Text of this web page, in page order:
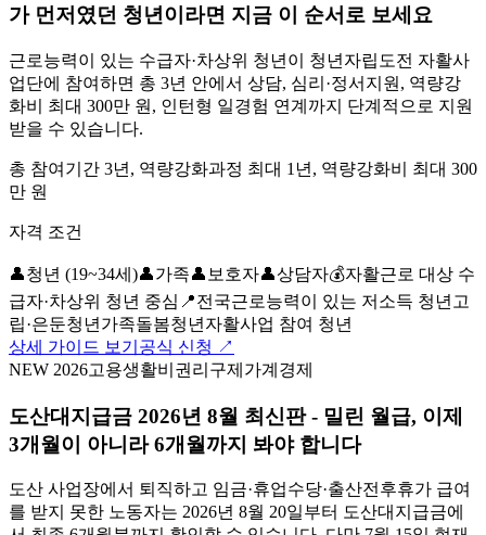
가 먼저였던 청년이라면 지금 이 순서로 보세요
근로능력이 있는 수급자·차상위 청년이 청년자립도전 자활사
업단에 참여하면 총 3년 안에서 상담, 심리·정서지원, 역량강
화비 최대 300만 원, 인턴형 일경험 연계까지 단계적으로 지원
받을 수 있습니다.
총 참여기간 3년, 역량강화과정 최대 1년, 역량강화비 최대 300
만 원
자격 조건
👤청년 (19~34세)👤가족👤 보호자👤상담자💰자활근로 대상 수
급자·차상위 청년 중심 📍전국근로능력이 있는 저소득 청년 고
립·은둔청년 가족돌봄청년 자활사업 참여 청년
상세 가이드 보기 공식 신청 ↗
NEW 2026고용생활비 권리구제 가계경제
도산대지급금 2026년 8월 최신판 - 밀린 월급, 이제
3개월이 아니라 6개월까지 봐야 합니다
도산 사업장에서 퇴직하고 임금·휴업수당·출산전후휴가 급여
를 받지 못한 노동자는 2026년 8월 20일부터 도산대지급금에